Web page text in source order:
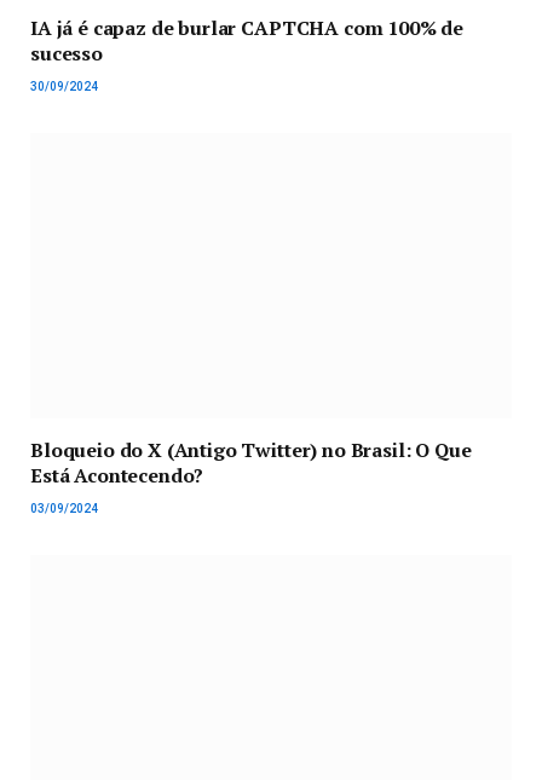
IA já é capaz de burlar CAPTCHA com 100% de
sucesso
30/09/2024
Bloqueio do X (Antigo Twitter) no Brasil: O Que
Está Acontecendo?
03/09/2024